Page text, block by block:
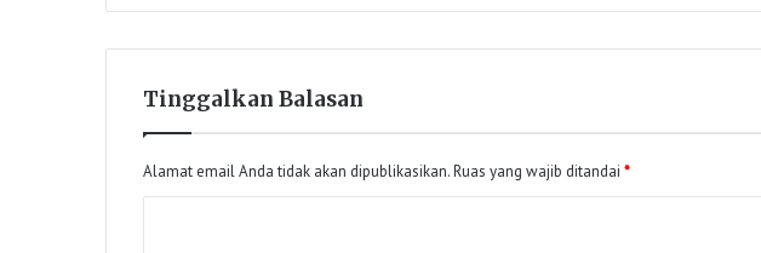
Tinggalkan Balasan
Alamat email Anda tidak akan dipublikasikan.Ruas yang wajib ditandai *